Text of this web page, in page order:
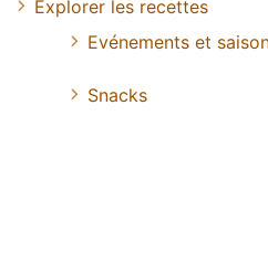
Explorer les recettes
Evénements et
Snacks